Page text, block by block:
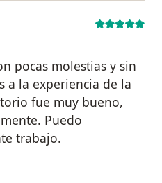
pocas molestias y sin
a la experiencia de la
fue muy bueno,
Puedo
trabajo.